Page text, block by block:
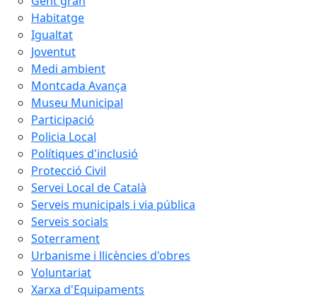
Habitatge
Igualtat
Joventut
Medi ambient
Montcada Avança
Museu Municipal
Participació
Policia Local
Polítiques d'inclusió
Protecció Civil
Servei Local de Català
Serveis municipals i via pública
Serveis socials
Soterrament
Urbanisme i llicències d'obres
Voluntariat
Xarxa d'Equipaments